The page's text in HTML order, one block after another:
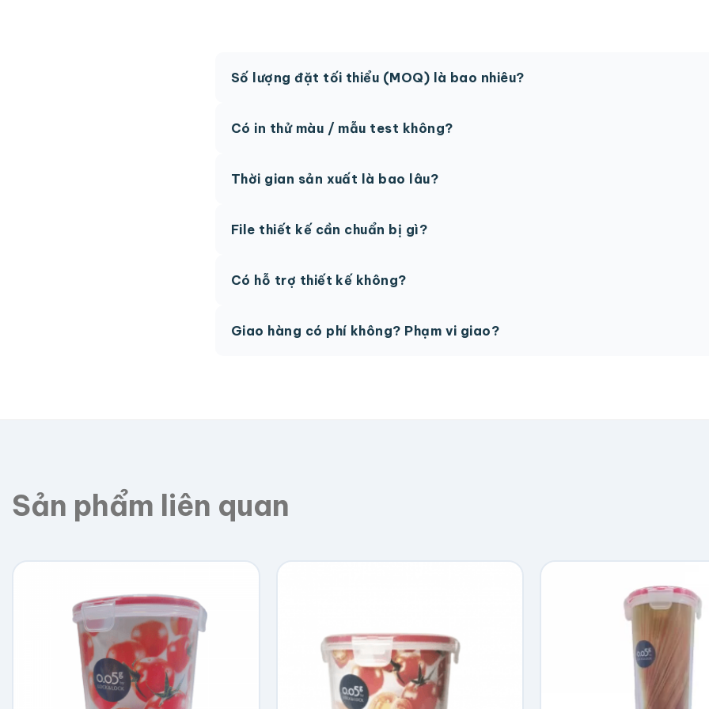
Số lượng đặt tối thiểu (MOQ) là bao nhiêu?
Có in thử màu / mẫu test không?
thức.
Thời gian sản xuất là bao lâu?
hệ để được tư vấn.
File thiết kế cần chuẩn bị gì?
phí.
Có hỗ trợ thiết kế không?
Giao hàng có phí không? Phạm vi giao?
Sản phẩm liên quan